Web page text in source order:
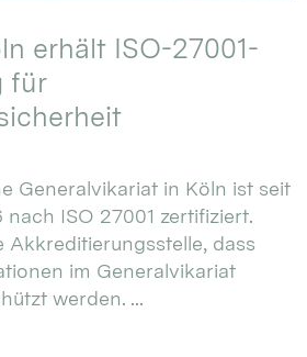
erhält ISO-27001-
für
Generalvikariat in Köln ist seit
ISO 27001 zertifiziert.
Akkreditierungsstelle, dass
im Generalvikariat
werden. ...